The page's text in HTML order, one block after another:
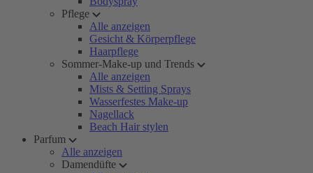
Pflege
Alle anzeigen
Gesicht & Körperpflege
Haarpflege
Sommer-Make-up und Trends
Alle anzeigen
Mists & Setting Sprays
Wasserfestes Make-up
Nagellack
Beach Hair stylen
Parfum
Alle anzeigen
Damendüfte